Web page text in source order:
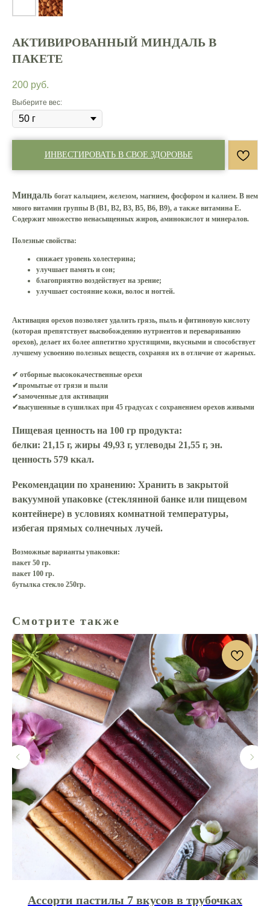
АКТИВИРОВАННЫЙ МИНДАЛЬ В
ПАКЕТЕ
200 руб.
Выберите вес:
ИНВЕСТИРОВАТЬ В СВОЕ ЗДОРОВЬЕ
Миндаль богат кальцием, железом, магнием, фосфором и калием. В нем
много витамин группы В (В1, В2, В3, В5, В6, В9), а также витамина Е.
Содержит множество ненасыщенных жиров, аминокислот и минералов.
Полезные свойства:
снижает уровень холестерина;
улучшает память и сон;
благоприятно воздействует на зрение;
улучшает состояние кожи, волос и ногтей.
Активация орехов позволяет удалить грязь, пыль и фитиновую кислоту
(которая препятствует высвобождению нутриентов и перевариванию
орехов), делает их более аппетитно хрустящими, вкусными и способствует
лучшему усвоению полезных веществ, сохраняя их в отличие от жареных.
✔ отборные высококачественные орехи
✔промытые от грязи и пыли
✔замоченные для активации
✔высушенные в сушилках при 45 градусах с сохранением орехов живыми
Пищевая ценность на 100 гр продукта:
белки: 21,15 г, жиры 49,93 г, углеводы 21,55 г, эн.
ценность 579 ккал.
Рекомендации по хранению: Хранить в закрытой
вакуумной упаковке (стеклянной банке или пищевом
контейнере) в условиях комнатной температуры,
избегая прямых солнечных лучей.
Возможные варианты упаковки:
пакет 50 гр.
пакет 100 гр.
бутылка стекло 250гр.
Смотрите также
Ассорти пастилы 7 вкусов в трубочках